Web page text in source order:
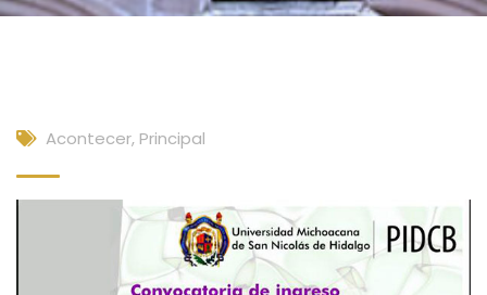
Acontecer, Principal